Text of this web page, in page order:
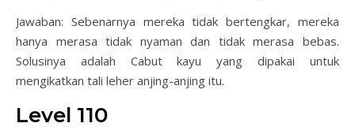
Jawaban: Sebenarnya mereka tidak bertengkar, mereka
hanya merasa tidak nyaman dan tidak merasa bebas.
Solusinya adalah Cabut kayu yang dipakai untuk
mengikatkan tali leher anjing-anjing itu.
Level 110